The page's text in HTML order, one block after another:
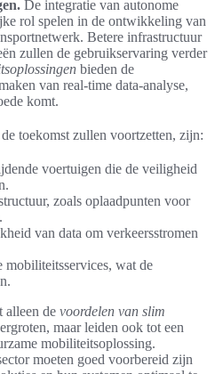
De integratie van autonome
rol spelen in de ontwikkeling van
Betere infrastructuur
zullen de gebruikservaring verder
bieden de
van real-time data-analyse,
komt.
toekomst zullen voortzetten, zijn:
voertuigen die de veiligheid
zoals oplaadpunten voor
van data om verkeersstromen
mobiliteitsservices, wat de
alleen de voordelen van slim
maar leiden ook tot een
mobiliteitsoplossing.
moeten goed voorbereid zijn